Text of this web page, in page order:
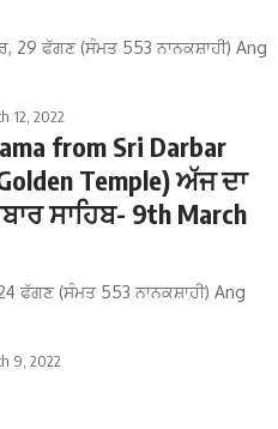
29 ਫੱਗਣ (ਸੰਮਤ 553 ਨਾਨਕਸ਼ਾਹੀ) Ang
12, 2022
from Sri Darbar
Temple) ਅੱਜ ਦਾ
ਸਾਹਿਬ- 9th March
ਫੱਗਣ (ਸੰਮਤ 553 ਨਾਨਕਸ਼ਾਹੀ) Ang
9, 2022